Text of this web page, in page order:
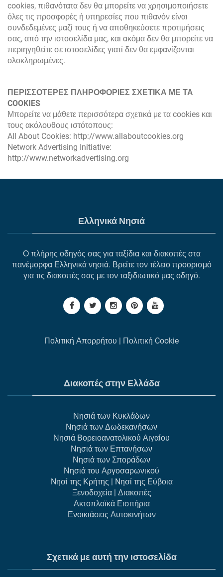
cookies, πιθανότατα δεν θα μπορείτε να χρησιμοποιήσετε
όλες τις προσφορές ή υπηρεσίες που πιθανόν είναι
συνδεδεμένες μαζί τους ή να αποθηκεύσετε προτιμήσεις
σας, από την ιστοσελίδα μας, και ακόμα δεν θα μπορείτε να
περιηγηθείτε σε ιστοσελίδες γιατί δεν θα εμφανίζονται
ολοκληρωμένες.
ΠΕΡΙΣΣΟΤΕΡΕΣ ΠΛΗΡΟΦΟΡΙΕΣ ΣΧΕΤΙΚΑ ΜΕ ΤΑ
COOKIES
Μπορείτε να μάθετε περισσότερα σχετικά με τα cookies και
τους ακόλουθους ιστότοπους:
All About Cookies: http://www.allaboutcookies.org
Network Advertising Initiative:
http://www.networkadvertising.org
Ελληνικά Νησιά
Ο πλήρης οδηγός σας για ταξίδια και διακοπές στα
πανέμορφα Ελληνικά νησιά. Βρείτε τον τέλειο προορισμό
για τις διακοπές σας με τον ταξιδιωτικό μας οδηγό.
Πολιτική Απορρήτου | Πολιτική Cookie
Διακοπές στην Ελλάδα
Νησιά των Κυκλάδων
Νησιά των Δωδεκανήσων
Νησιά Βορειοανατολικού Αιγαίου
Νησιά των Επτανήσων
Νησιά των Σποράδων
Νησιά του Αργοσαρωνικού
Nησί της Κρήτης | Nησί της Εύβοια
Ξενοδοχεία| Διακοπές
Ακτοπλοϊκά Εισιτήρια
Ενοικιάσεις Αυτοκινήτων
Σχετικά με αυτή την ιστοσελίδα